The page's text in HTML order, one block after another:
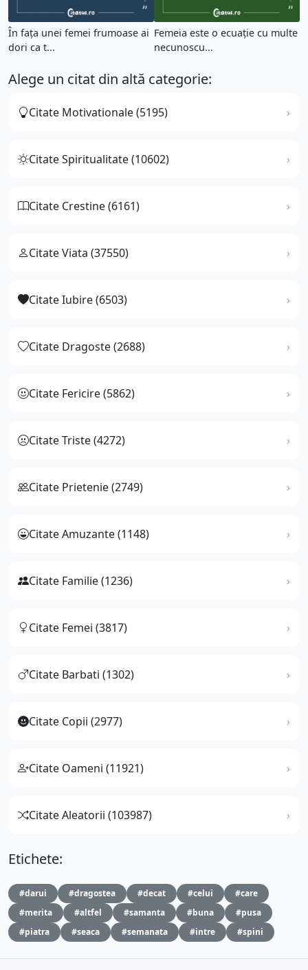
În faţa unei femei frumoase ai
dori ca t...
Femeia este o ecuaţie cu multe
necunoscu...
Alege un citat din altă categorie:
Citate Motivationale (5195)
Citate Spiritualitate (10602)
Citate Crestine (6161)
Citate Viata (37550)
Citate Iubire (6503)
Citate Dragoste (2688)
Citate Fericire (5862)
Citate Triste (4272)
Citate Prietenie (2749)
Citate Amuzante (1148)
Citate Familie (1236)
Citate Femei (3817)
Citate Barbati (1302)
Citate Copii (2977)
Citate Oameni (11921)
Citate Aleatorii (103987)
Etichete:
#darui #dragostea #decat #celui
#care
#merita
#altfel #samanta #buna
#pusa
#piatra
#seaca #semanata #intre #spini